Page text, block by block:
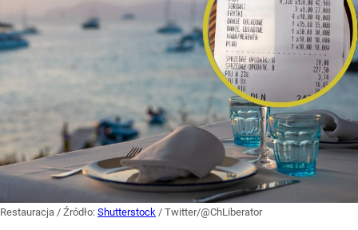
Restauracja / Źródło: Shutterstock / Twitter/@ChLiberator